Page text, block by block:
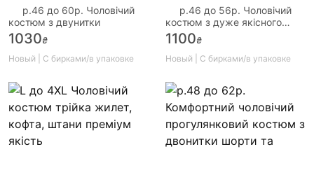
р.46 до 60р. Чоловічий
костюм з двунитки
1030₴
Новый | С бирками/в упаковке
р.46 до 56р. Чоловічий
костюм з дуже якісного
замшу на дайвінгу
1100₴
Новый | С бирками/в упаковке